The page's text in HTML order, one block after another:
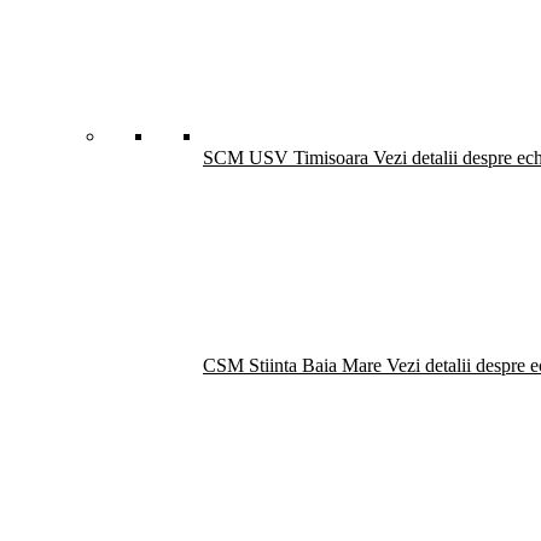
SCM USV Timisoara Vezi detalii despre
CSM Stiinta Baia Mare Vezi detalii despre